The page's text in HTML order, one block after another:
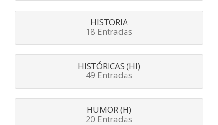
HISTORIA
18 Entradas
HISTÓRICAS (HI)
49 Entradas
HUMOR (H)
20 Entradas